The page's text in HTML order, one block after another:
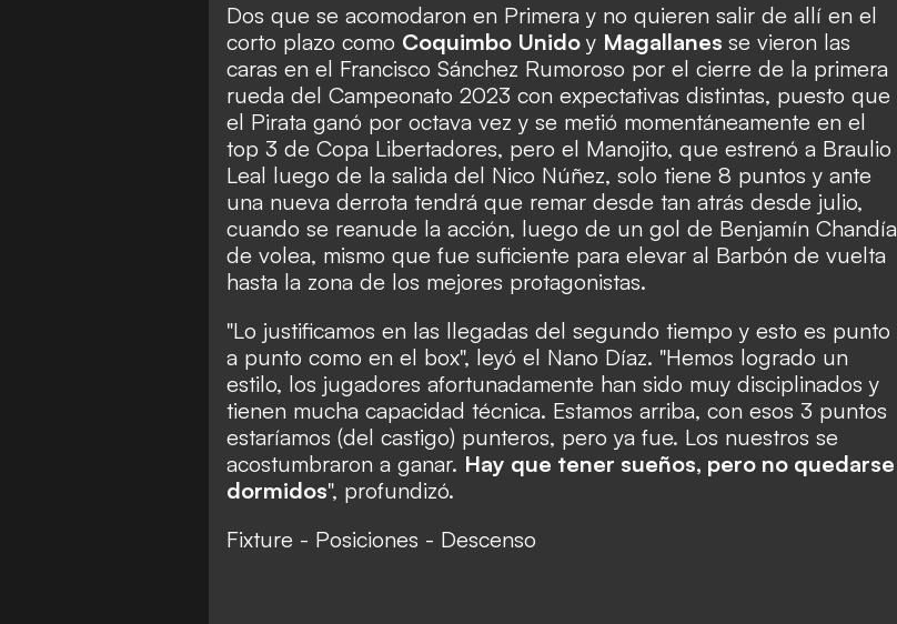
Dos que se acomodaron en Primera y no quieren salir de allí en el
corto plazo como Coquimbo Unido y Magallanes se vieron las
caras en el Francisco Sánchez Rumoroso por el cierre de la primera
rueda del Campeonato 2023 con expectativas distintas, puesto que
el Pirata ganó por octava vez y se metió momentáneamente en el
top 3 de Copa Libertadores, pero el Manojito, que estrenó a Braulio
Leal luego de la salida del Nico Núñez, solo tiene 8 puntos y ante
una nueva derrota tendrá que remar desde tan atrás desde julio,
cuando se reanude la acción, luego de un gol de Benjamín Chandía
de volea, mismo que fue suficiente para elevar al Barbón de vuelta
hasta la zona de los mejores protagonistas.
"Lo justificamos en las llegadas del segundo tiempo y esto es punto
a punto como en el box", leyó el Nano Díaz. "Hemos logrado un
estilo, los jugadores afortunadamente han sido muy disciplinados y
tienen mucha capacidad técnica. Estamos arriba, con esos 3 puntos
estaríamos (del castigo) punteros, pero ya fue. Los nuestros se
acostumbraron a ganar. Hay que tener sueños, pero no quedarse
dormidos", profundizó.
Fixture - Posiciones - Descenso